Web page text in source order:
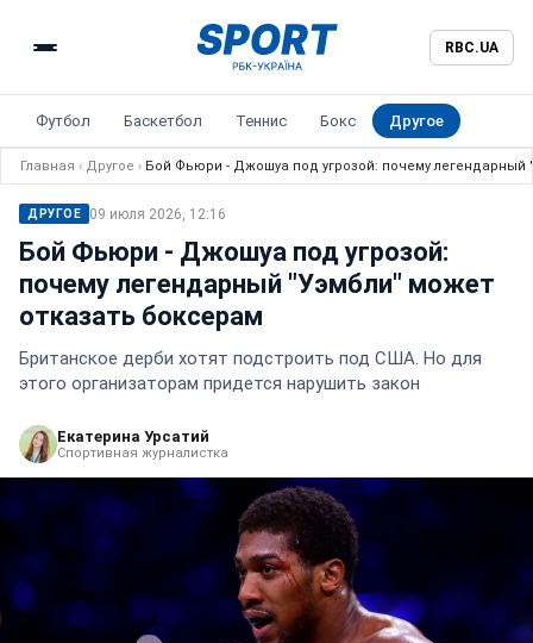
RBC.UA
Футбол Баскетбол Теннис Бокс Другое
Главная › Другое › Бой Фьюри - Джошуа под угрозой: почему легендарный
ДРУГОЕ 09 июля 2026, 12:16
Бой Фьюри - Джошуа под угрозой:
почему легендарный "Уэмбли" может
отказать боксерам
Британское дерби хотят подстроить под США. Но для
этого организаторам придется нарушить закон
Екатерина Урсатий
Спортивная журналистка